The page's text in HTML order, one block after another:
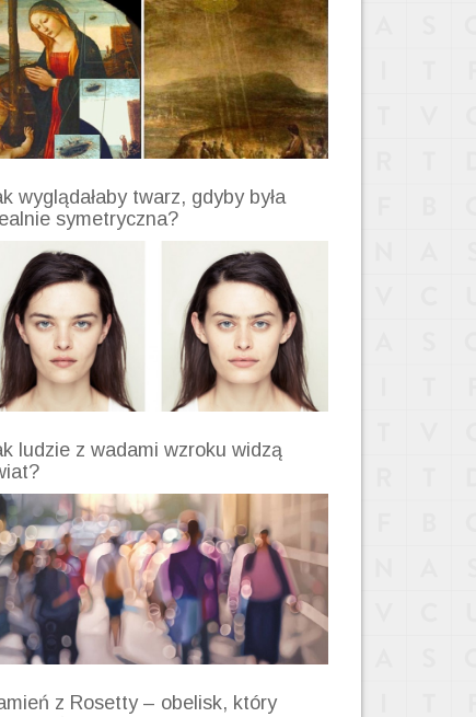
wyglądałaby twarz, gdyby była
symetryczna?
ludzie z wadami wzroku widzą
z Rosetty – obelisk, który